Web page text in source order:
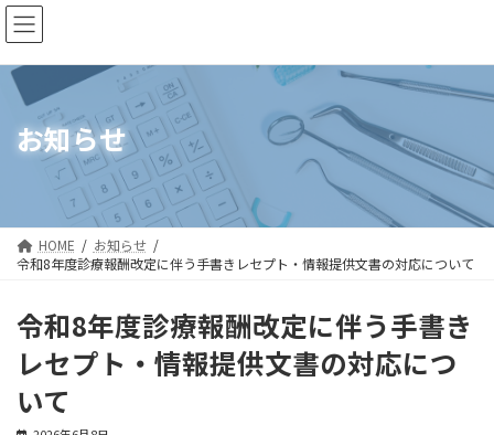
コ
テ
ン
ナ
ゲ
ー
お知らせ
HOME
お知らせ
令和8年度診療報酬改定に伴う手書きレセプト・情報提供文書の対応について
令和8年度診療報酬改定に伴う手書き
レセプト・情報提供文書の対応につ
いて